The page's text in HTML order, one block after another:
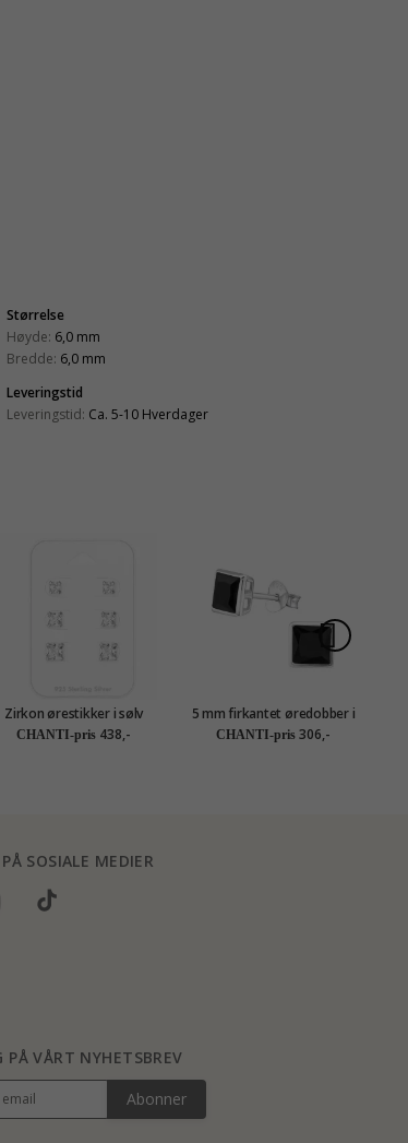
Størrelse
Høyde: 6,0 mm
Bredde: 6,0 mm
Leveringstid
Leveringstid: Ca. 5-10 Hverdager
Zirkon ørestikker i sølv
CHANTI-pris 438,-
5 mm firkantet øredobber i
sølv - Little Ones
CHANTI-pris 306,-
SOSIALE MEDIER
PÅ VÅRT NYHETSBREV
Abonner